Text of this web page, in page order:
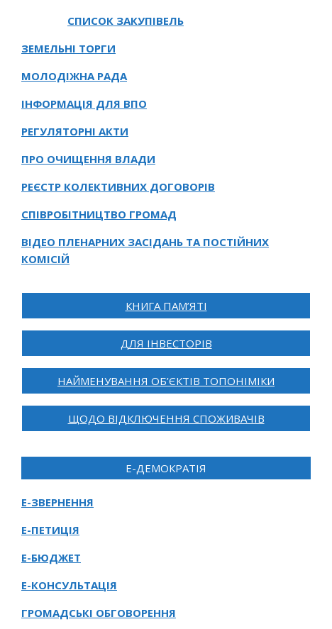
СПИСОК ЗАКУПІВЕЛЬ
ЗЕМЕЛЬНІ ТОРГИ
МОЛОДІЖНА РАДА
ІНФОРМАЦІЯ ДЛЯ ВПО
РЕГУЛЯТОРНІ АКТИ
ПРО ОЧИЩЕННЯ ВЛАДИ
РЕЄСТР КОЛЕКТИВНИХ ДОГОВОРІВ
СПІВРОБІТНИЦТВО ГРОМАД
ВІДЕО ПЛЕНАРНИХ ЗАСІДАНЬ ТА ПОСТІЙНИХ
КОМІСІЙ
КНИГА ПАМ’ЯТІ
ДЛЯ ІНВЕСТОРІВ
НАЙМЕНУВАННЯ ОБ’ЄКТІВ ТОПОНІМІКИ
ЩОДО ВІДКЛЮЧЕННЯ СПОЖИВАЧІВ
Е-ДЕМОКРАТІЯ
Е-ЗВЕРНЕННЯ
Е-ПЕТИЦІЯ
Е-БЮДЖЕТ
Е-КОНСУЛЬТАЦІЯ
ГРОМАДСЬКІ ОБГОВОРЕННЯ